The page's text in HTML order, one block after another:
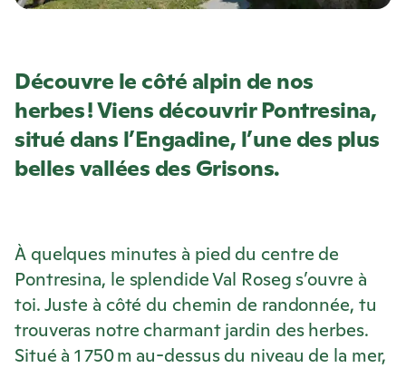
Découvre le côté alpin de nos
herbes ! Viens découvrir Pontresina,
situé dans l’Engadine, l’une des plus
belles vallées des Grisons.
À quelques minutes à pied du centre de
Pontresina, le splendide Val Roseg s’ouvre à
toi. Juste à côté du chemin de randonnée, tu
trouveras notre charmant jardin des herbes.
Situé à 1 750 m au-dessus du niveau de la mer,